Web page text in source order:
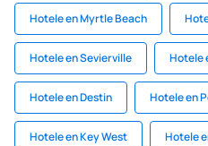
Hotele en Myrtle Beach
Hotele en Sevierville Hotele
Hotele en Destin Hotele en
Hotele en Key West Hotele